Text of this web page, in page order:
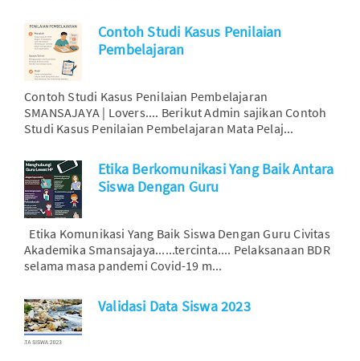
Contoh Studi Kasus Penilaian
Pembelajaran
Contoh Studi Kasus Penilaian Pembelajaran
SMANSAJAYA | Lovers.... Berikut Admin sajikan Contoh
Studi Kasus Penilaian Pembelajaran Mata Pelaj...
Etika Berkomunikasi Yang Baik Antara
Siswa Dengan Guru
Etika Komunikasi Yang Baik Siswa Dengan Guru Civitas
Akademika Smansajaya......tercinta.... Pelaksanaan BDR
selama masa pandemi Covid-19 m...
Validasi Data Siswa 2023